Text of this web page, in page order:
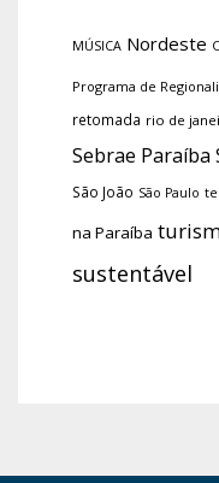
MÚSICA Nordeste
Programa de
retomada rio de
Sebrae Paraíba
São João São Paulo
na Paraíba
sustentável